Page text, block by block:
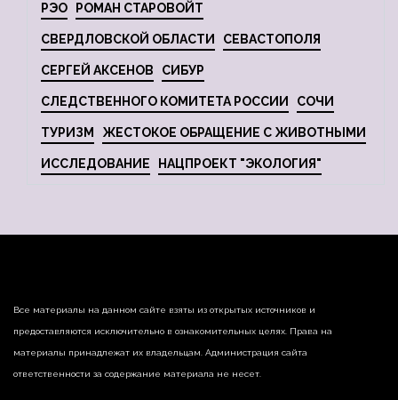
РЭО РОМАН СТАРОВОЙТ
СВЕРДЛОВСКОЙ ОБЛАСТИ СЕВАСТОПОЛЯ
СЕРГЕЙ АКСЕНОВ СИБУР
СЛЕДСТВЕННОГО КОМИТЕТА РОССИИ СОЧИ
ТУРИЗМ ЖЕСТОКОЕ ОБРАЩЕНИЕ С ЖИВОТНЫМИ
ИССЛЕДОВАНИЕ НАЦПРОЕКТ "ЭКОЛОГИЯ"
Все материалы на данном сайте взяты из открытых источников и
предоставляются исключительно в ознакомительных целях. Права на
материалы принадлежат их владельцам. Администрация сайта
ответственности за содержание материала не несет.